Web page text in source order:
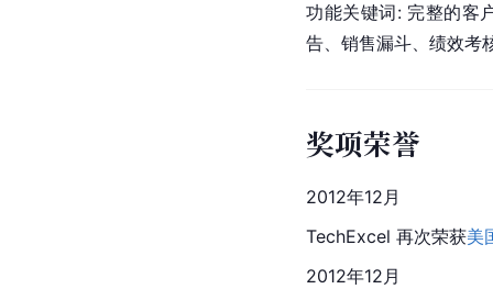
功能关键词: 完整的客
告、销售漏斗、绩效考
奖项荣誉
2012年12月
TechExcel 再次荣获美
2012年12月